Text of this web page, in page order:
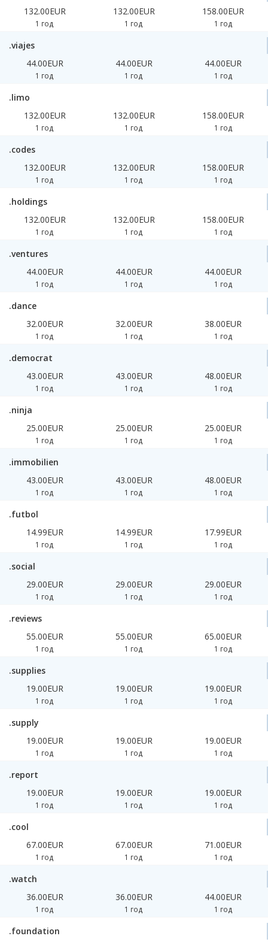
132.00EUR
1 год
132.00EUR
1 год
158.00EUR
1 год
.viajes
44.00EUR
1 год
44.00EUR
1 год
44.00EUR
1 год
.limo
132.00EUR
1 год
132.00EUR
1 год
158.00EUR
1 год
.codes
132.00EUR
1 год
132.00EUR
1 год
158.00EUR
1 год
.holdings
132.00EUR
1 год
132.00EUR
1 год
158.00EUR
1 год
.ventures
44.00EUR
1 год
44.00EUR
1 год
44.00EUR
1 год
.dance
32.00EUR
1 год
32.00EUR
1 год
38.00EUR
1 год
.democrat
43.00EUR
1 год
43.00EUR
1 год
48.00EUR
1 год
.ninja
25.00EUR
1 год
25.00EUR
1 год
25.00EUR
1 год
.immobilien
43.00EUR
1 год
43.00EUR
1 год
48.00EUR
1 год
.futbol
14.99EUR
1 год
14.99EUR
1 год
17.99EUR
1 год
.social
29.00EUR
1 год
29.00EUR
1 год
29.00EUR
1 год
.reviews
55.00EUR
1 год
55.00EUR
1 год
65.00EUR
1 год
.supplies
19.00EUR
1 год
19.00EUR
1 год
19.00EUR
1 год
.supply
19.00EUR
1 год
19.00EUR
1 год
19.00EUR
1 год
.report
19.00EUR
1 год
19.00EUR
1 год
19.00EUR
1 год
.cool
67.00EUR
1 год
67.00EUR
1 год
71.00EUR
1 год
.watch
36.00EUR
1 год
36.00EUR
1 год
44.00EUR
1 год
.foundation